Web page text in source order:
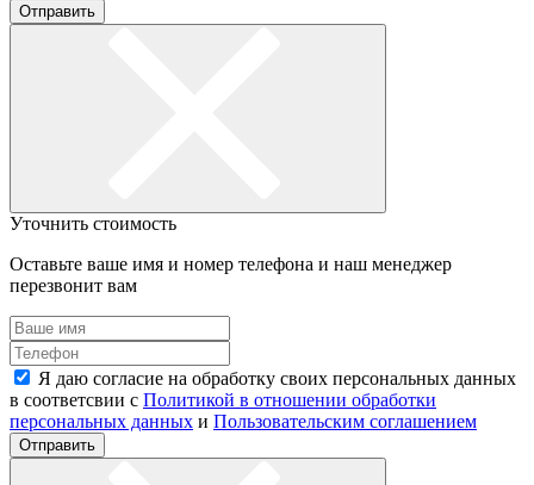
Отправить
Уточнить стоимость
Оставьте ваше имя и номер телефона и наш менеджер
перезвонит вам
Я даю согласие на обработку своих персональных данных
в соответсвии с Политикой в отношении обработки
персональных данных и Пользовательским соглашением
Отправить